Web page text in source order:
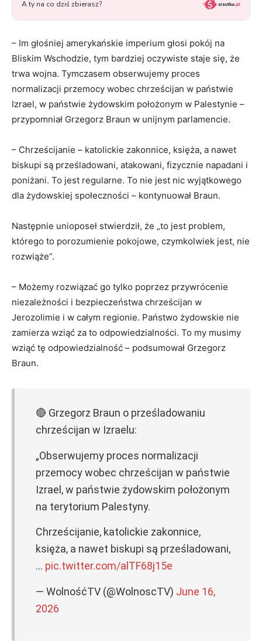
– Im głośniej amerykańskie imperium głosi pokój na
Bliskim Wschodzie, tym bardziej oczywiste staje się, że
trwa wojna. Tymczasem obserwujemy proces
normalizacji przemocy wobec chrześcijan w państwie
Izrael, w państwie żydowskim położonym w Palestynie –
przypomniał Grzegorz Braun w unijnym parlamencie.
– Chrześcijanie – katolickie zakonnice, księża, a nawet
biskupi są prześladowani, atakowani, fizycznie napadani i
poniżani. To jest regularne. To nie jest nic wyjątkowego
dla żydowskiej społeczności – kontynuował Braun.
Następnie unioposeł stwierdził, że „to jest problem,
którego to porozumienie pokojowe, czymkolwiek jest, nie
rozwiąże”.
– Możemy rozwiązać go tylko poprzez przywrócenie
niezależności i bezpieczeństwa chrześcijan w
Jerozolimie i w całym regionie. Państwo żydowskie nie
zamierza wziąć za to odpowiedzialności. To my musimy
wziąć tę odpowiedzialność – podsumował Grzegorz
Braun.
🔴 Grzegorz Braun o prześladowaniu
chrześcijan w Izraelu:
„Obserwujemy proces normalizacji
przemocy wobec chrześcijan w państwie
Izrael, w państwie żydowskim położonym
na terytorium Palestyny.
Chrześcijanie, katolickie zakonnice,
księża, a nawet biskupi są prześladowani,
… pic.twitter.com/alTF68j15e
— WolnośćTV (@WolnoscTV) June 16,
2026